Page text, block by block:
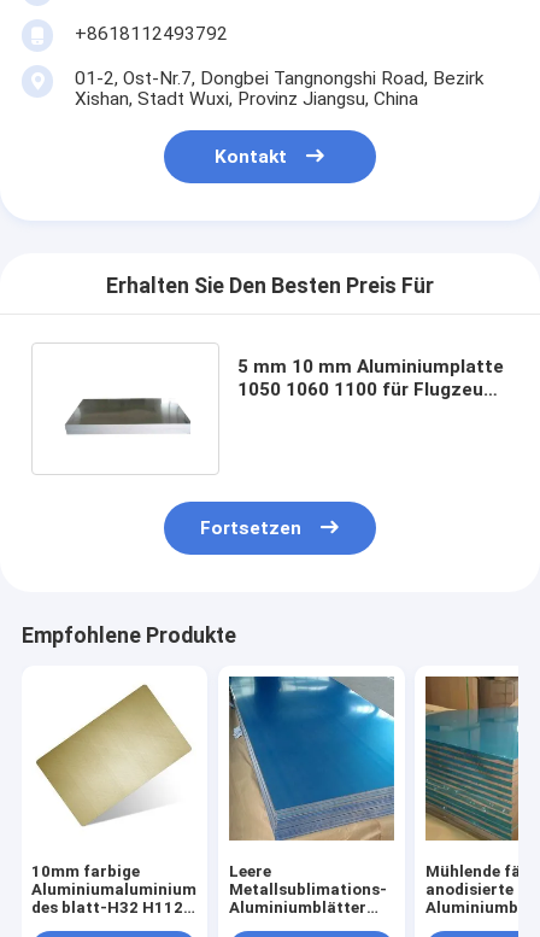
+8618112493792
01-2, Ost-Nr.7, Dongbei Tangnongshi Road, Bezirk
Xishan, Stadt Wuxi, Provinz Jiangsu, China
Kontakt
Erhalten Sie Den Besten Preis Für
5 mm 10 mm Aluminiumplatte
1050 1060 1100 für Flugzeuge
Fortsetzen
Empfohlene Produkte
10mm farbige
Aluminiumaluminiumfarbe
des blatt-H32 H112
Leere
Metallsublimations-
Aluminiumblätter
Mühlende
anodisierte